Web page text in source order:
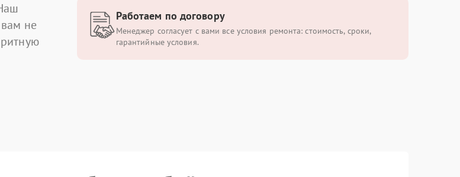
не
Работаем по договору
Менеджер согласует с вами все условия ремонта: стоимость, сроки,
гарантийные условия.